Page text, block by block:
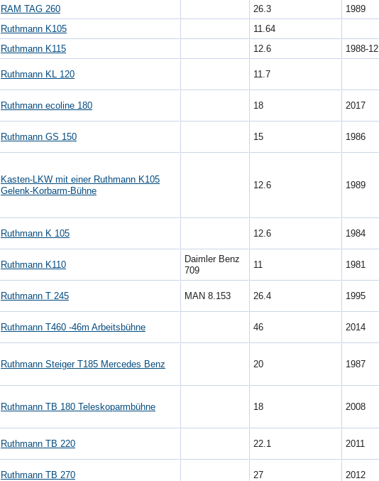
RAM TAG 260 26.3
1989
Ruthmann K105
11.64
Ruthmann K115
12.6 1988-12
Ruthmann KL 120 11.7
Ruthmann ecoline 180 18 2017
Ruthmann GS 150 15 1986
Kasten-LKW mit einer Ruthmann K105
Gelenk-Korbarm-Bühne
12.6 1989
Ruthmann K 105 12.6 1984
Ruthmann K110
Daimler Benz
709
11 1981
Ruthmann T 245 MAN 8.153 26.4 1995
Ruthmann T460 -46m Arbeitsbühne 46 2014
Ruthmann Steiger T185 Mercedes Benz 20 1987
Ruthmann TB 180 Teleskoparmbühne 18 2008
Ruthmann TB 220 22.1 2011
Ruthmann TB 270 27 2012